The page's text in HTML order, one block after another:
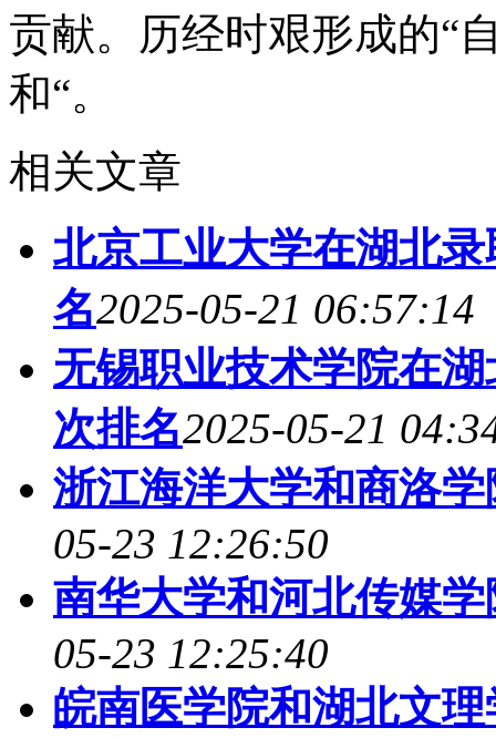
贡献。历经时艰形成的“
和“。
相关文章
北京工业大学在湖北
名2025-05-21 06:57:14
无锡职业技术学院在
次排名2025-05-21
浙江海洋大学和商洛
05-23 12:26:50
南华大学和河北传媒
05-23 12:25:40
皖南医学院和湖北文